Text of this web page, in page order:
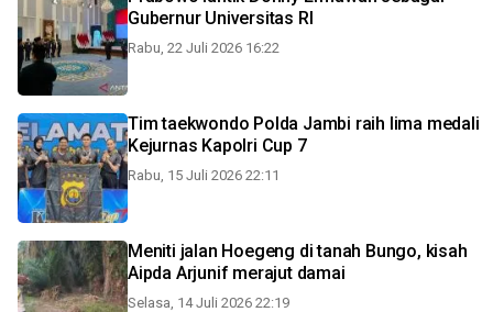
Gubernur Universitas RI
Rabu, 22 Juli 2026 16:22
Tim taekwondo Polda Jambi raih lima medali
Kejurnas Kapolri Cup 7
Rabu, 15 Juli 2026 22:11
Meniti jalan Hoegeng di tanah Bungo, kisah
Aipda Arjunif merajut damai
Selasa, 14 Juli 2026 22:19